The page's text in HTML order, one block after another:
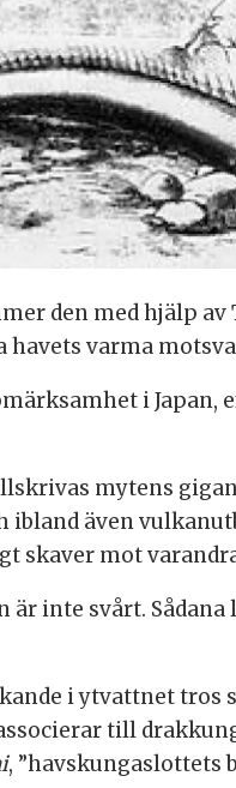
den med hjälp
havets varma
i
mytens
ibland även
skaver mot
är inte svårt.
i ytvattnet tros
till
, ”havskungaslottets